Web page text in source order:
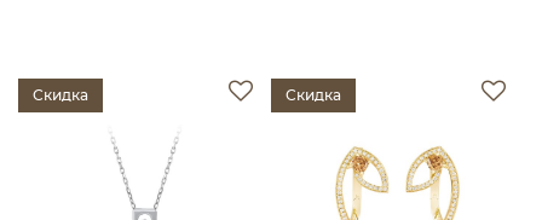
Скидка Скидка